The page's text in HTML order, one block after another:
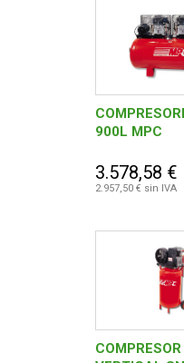
900L MPC
3.578,58 €
2.957,50 € sin IVA
COMPRESOR